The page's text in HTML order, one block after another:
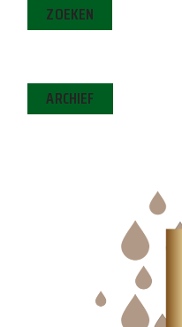
ZOEKEN
ARCHIEF